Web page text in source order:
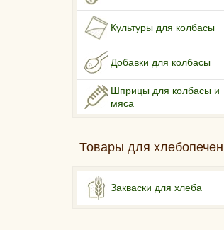
Культуры для колбасы
Добавки для колбасы
Шприцы для колбасы и
мяса
Товары для
Закваски для хлеба